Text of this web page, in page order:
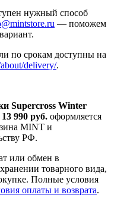
нужный способ
— поможем
по срокам доступны на
delivery/.
Supercross Winter
13 990 руб. оформляется
MINT и
РФ.
или обмен в
товарного вида,
Полные условия
оплаты и возврата.